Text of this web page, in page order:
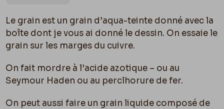
Le grain est un grain d’aqua-teinte donné avec la
boîte dont je vous ai donné le dessin. On essaie le
grain sur les marges du cuivre.
On fait mordre à l’acide azotique – ou au
Seymour Haden ou au perclhorure de fer.
On peut aussi faire un grain liquide composé de